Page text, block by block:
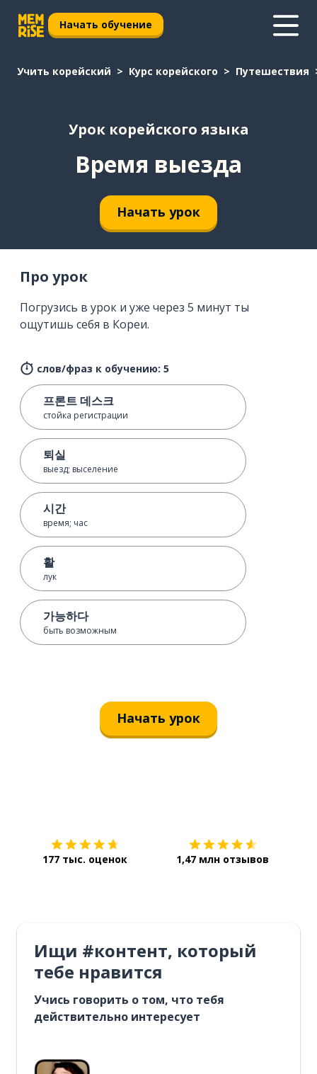
Начать обучение
Учить корейский Курс корейского Путешествия
Урок корейского языка
Время выезда
Начать урок
Про урок
Погрузись в урок и уже через 5 минут ты
ощутишь себя в Кореи.
слов/фраз к обучению: 5
프론트 데스크
стойка регистрации
퇴실
выезд; выселение
시간
время; час
활
лук
가능하다
быть возможным
Начать урок
177 тыс. оценок 1,47 млн отзывов
Ищи #контент, который
тебе нравится
Учись говорить о том, что тебя
действительно интересует